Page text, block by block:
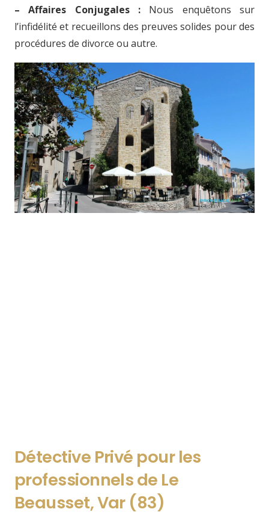
– Affaires Conjugales : Nous enquêtons sur
l’infidélité et recueillons des preuves solides pour des
procédures de divorce ou autre.
Détective Privé pour les
professionnels de Le
Beausset, Var (83)